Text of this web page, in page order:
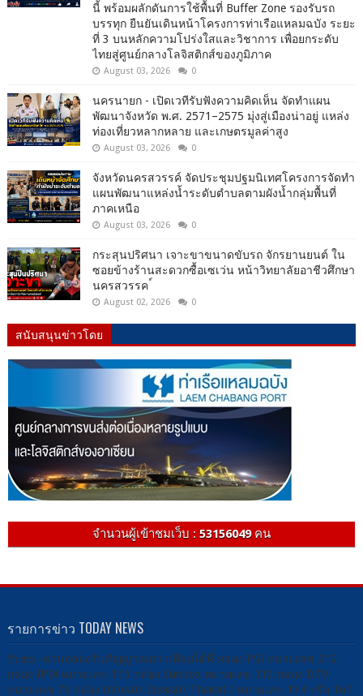
นี้ พร้อมผลักดันการใช้พื้นที่ Buffer Zone รองรับรถ
บรรทุก ยืนยันเดินหน้าโครงการท่าเรือแหลมฉบัง ระยะ
ที่ 3 บนหลักความโปร่งใสและวิชาการ เพื่อยกระดับ
ไทยสู่ศูนย์กลางโลจิสติกส์ของภูมิภาค
August 03, 2026 0
นครนายก - เปิดเวทีรับฟังความคิดเห็น จัดทำแผน
พัฒนาจังหวัด พ.ศ. 2571–2575 มุ่งสู่เมืองน่าอยู่ แหล่ง
ท่องเที่ยวหลากหลาย และเกษตรมูลค่าสูง
August 03, 2026 0
จังหวัดนครสวรรค์ จัดประชุมปฐมนิเทศโครงการจัดทำ
แผนพัฒนาแหล่งน้ำระดับตำบลตามผังน้ำกลุ่มพื้นที่
ภาคเหนือ
August 03, 2026 0
กระสุนปริศนา เจาะขาขนาดขับรถ จักรยานยนต์ ใน
ซอยข้างร้านสะดวกซื้อเซเว่น หน้าวิทยาลัยอาชีวศึกษา
นครสวรรค ์
August 02, 2026 0
สนับสนุนข่าวโดย
จำนวนผู้เข้าชมเว็บ : 53156049คน
รายการข่าว TODAY NEWS
รับชม -ผ่านกล่องรับสัญญาณดาวเทียมได้ที่ กล่อง PSI หมายเลข 212
กล่อง IPM หมายเลข 115 กล่อง Sunbox หมายเลข 113 กล่อง DTV
หมายเลข 79 กล่อง Infosat/ Ideasat/ Thaisat / หมายเลข 114 หรือ 167